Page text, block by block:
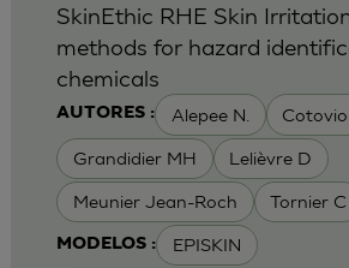
AUTORES : Alepee N.
Grandidier MH Lelièvre D
Meunier Jean-Roch Tornier C
MODELOS : EPISKIN
SkinEthic RHE Skin
methods for hazard
chemicals